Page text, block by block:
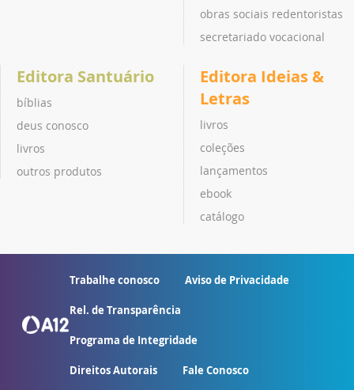
obras sociais redentoristas
secretariado vocacional
Editora Santuário
bíblias
deus conosco
livros
outros produtos
Editora Ideias &
Letras
livros
coleções
lançamentos
ebook
catálogo
Trabalhe conosco Aviso de Privacidade
Rel. de Transparência
Programa de Integridade
Direitos Autorais Fale Conosco